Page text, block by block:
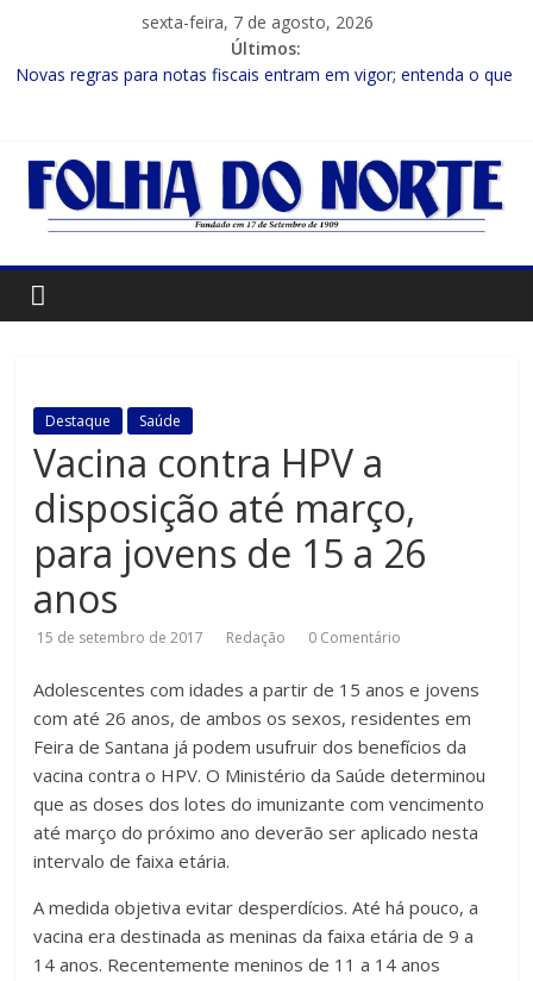
sexta-feira, 7 de agosto, 2026
Últimos:
Novas regras para notas fiscais entram em vigor; entenda o que
Estudante de Salvador é selecionada para intercâmbio em
tecnologia na China
FIEB lança Comitê das Cadeias Química e Petroquímica com o
Nordeste deve produzir mais de 1 milhão de toneladas de
algodão pela primeira vez, aponta Etene
Destaque Saúde
Vacina contra HPV a
disposição até março,
para jovens de 15 a 26
anos
15 de setembro de 2017 Redação 0 Comentário
Adolescentes com idades a partir de 15 anos e jovens
com até 26 anos, de ambos os sexos, residentes em
Feira de Santana já podem usufruir dos benefícios da
vacina contra o HPV. O Ministério da Saúde determinou
que as doses dos lotes do imunizante com vencimento
até março do próximo ano deverão ser aplicado nesta
intervalo de faixa etária.
A medida objetiva evitar desperdícios. Até há pouco, a
vacina era destinada as meninas da faixa etária de 9 a
14 anos. Recentemente meninos de 11 a 14 anos